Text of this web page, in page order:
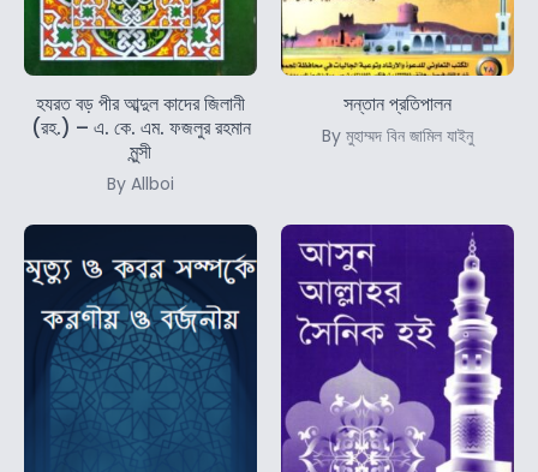
হযরত বড় পীর আব্দুল কাদের জিলানী
(রহ.) – এ. কে. এম. ফজলুর রহমান
মুন্সী
By Allboi
সন্তান প্রতিপালন
By মুহাম্মদ বিন জামিল যাইনু